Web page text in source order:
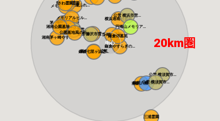
横浜港南台霊園
鎌倉富士見墓苑
鎌倉七里ヶ浜霊...
メモリアルパー...
藤沢・綾瀬ふれ...
茅ヶ崎霊園 永...
湘南恵日霊園
南葉山霊園
鶴岡八幡宮墓苑
三浦霊園
県央綾瀬霊園
メモリアルヒル...
鎌倉やすらぎの...
多聞院墓苑
さわ霊園
メモリアルガー...
鎌倉湖墓苑
公営 藤沢市営...
公営 藤沢市営...
公営 横須賀市...
公営 横須賀市...
公営 横浜市営...
円海山メモリア...
湘南エバーグリ...
湘南茅ヶ崎やす...
湘南公園墓地 ...
公園墓地風の杜...
中心 20km圏